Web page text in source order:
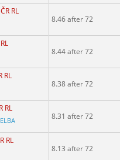
RL
8.46 after 72
8.44 after 72
RL
8.38 after 72
RL
8.31 after 72
RL
8.13 after 72